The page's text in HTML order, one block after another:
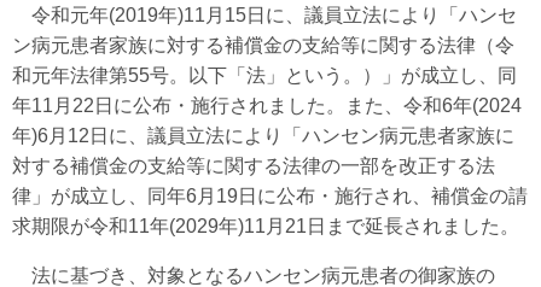
令和元年(2019年)11月15日に、議員立法により「ハンセ
ン病元患者家族に対する補償金の支給等に関する法律（令
和元年法律第55号。以下「法」という。）」が成立し、同
年11月22日に公布・施行されました。また、令和6年(2024
年)6月12日に、議員立法により「ハンセン病元患者家族に
対する補償金の支給等に関する法律の一部を改正する法
律」が成立し、同年6月19日に公布・施行され、補償金の請
求期限が令和11年(2029年)11月21日まで延長されました。
法に基づき、対象となるハンセン病元患者の御家族の